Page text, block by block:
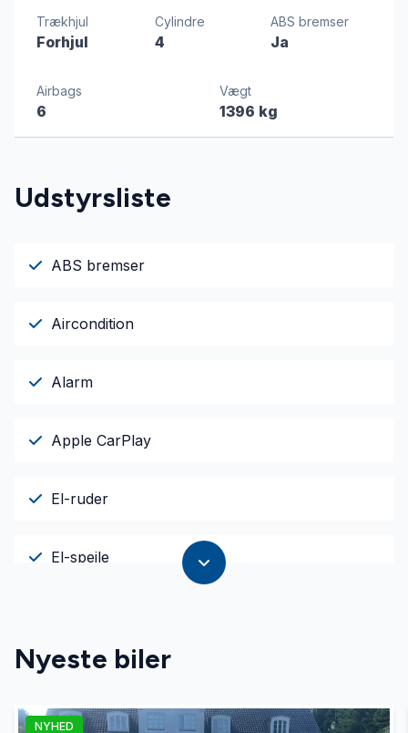
Trækhjul
Forhjul
Cylindre
4
ABS bremser
Ja
Airbags
6
Vægt
1396 kg
Udstyrsliste
ABS bremser
Aircondition
Alarm
Apple CarPlay
El-ruder
El-spejle
Fjernbetjent centrallås
Nyeste biler
NYHED